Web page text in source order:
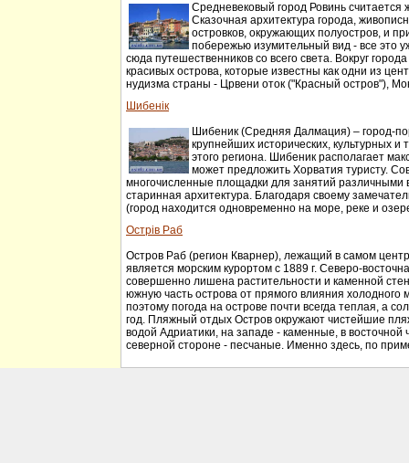
Средневековый город Ровинь
Сказочная архитектура города,
островков, окружающих полуостров, и
побережью изумительный вид - все это
сюда путешественников со всего света. Вокруг
красивых острова, которые известны как одни из
нудизма страны - Црвени оток ("Красный остров"),
Шибенік
Шибеник (Средняя Далмация) – город-
крупнейших исторических, культурных и
этого региона. Шибеник располагает
может предложить Хорватия туристу.
многочисленные площадки для занятий различными
старинная архитектура. Благодаря своему
(город находится одновременно на море, реке и
Острів Раб
Остров Раб (регион Кварнер), лежащий в самом
является морским курортом с 1889 г. Северо-
совершенно лишена растительности и каменной
южную часть острова от прямого влияния холодного
поэтому погода на острове почти всегда теплая, а
год. Пляжный отдых Остров окружают чистейшие
водой Адриатики, на западе - каменные, в восточной
северной стороне - песчаные. Именно здесь, по